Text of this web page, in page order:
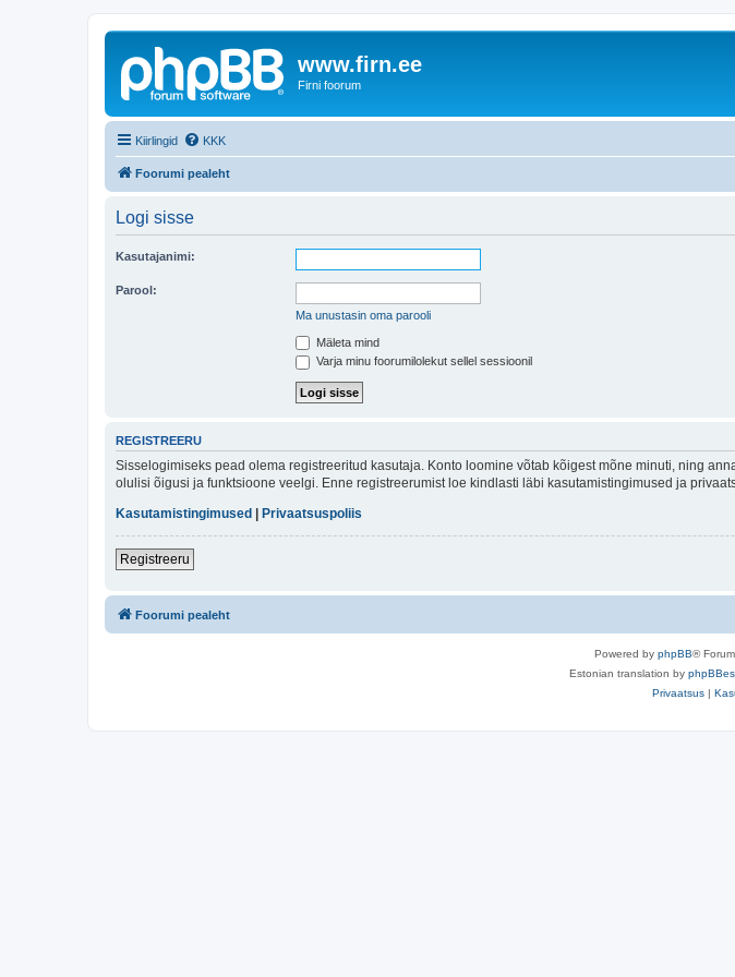
www.firn.ee
Firni foorum
Kiirlingid KKK
Foorumi pealeht
Logi sisse
Kasutajanimi:
Parool:
Ma unustasin oma parooli
Mäleta mind
Varja minu foorumilolekut sellel sessioonil
REGISTREERU
Sisselogimiseks pead olema registreeritud kasutaja. Konto loomine võtab kõigest mõne minuti, ning
olulisi õigusi ja funktsioone veelgi. Enne registreerumist loe kindlasti läbi kasutamistingimused ja
Kasutamistingimused
Privaatsuspoliis
Registreeru
Foorumi pealeht
Powered by phpBB®
Estonian translation by
Privaatsus |